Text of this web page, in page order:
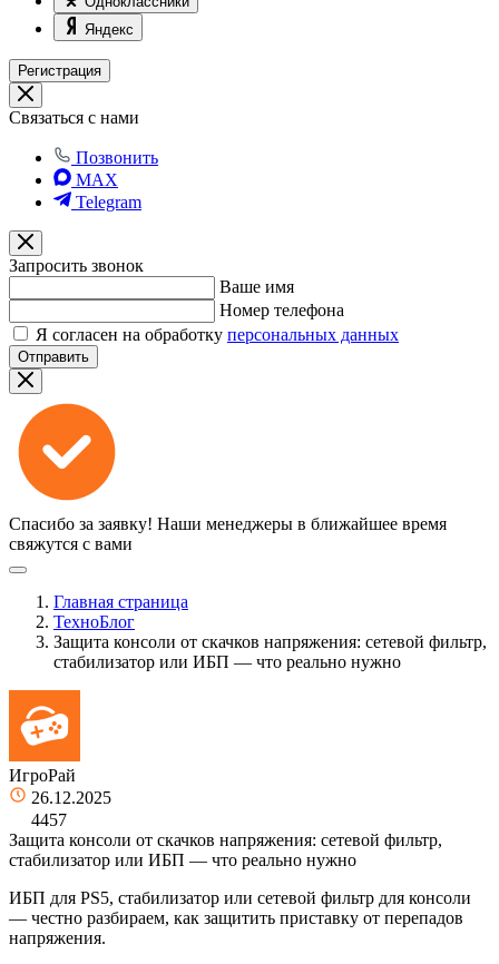
Яндекс
Регистрация
Связаться с нами
Позвонить
MAX
Telegram
Запросить звонок
Ваше имя
Номер телефона
Я согласен на обработку персональных данных
Отправить
Спасибо за заявку! Наши менеджеры в ближайшее время
свяжутся с вами
Главная страница
ТехноБлог
Защита консоли от скачков напряжения: сетевой фильтр,
стабилизатор или ИБП — что реально нужно
ИгроРай
26.12.2025
4457
Защита консоли от скачков напряжения: сетевой фильтр,
стабилизатор или ИБП — что реально нужно
ИБП для PS5, стабилизатор или сетевой фильтр для консоли
— честно разбираем, как защитить приставку от перепадов
напряжения.